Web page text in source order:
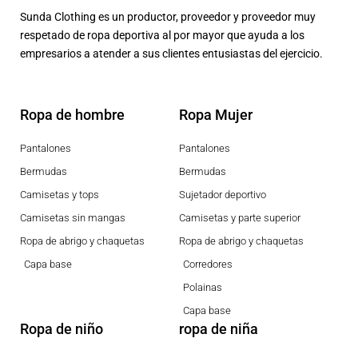
Sunda Clothing es un productor, proveedor y proveedor muy
respetado de ropa deportiva al por mayor que ayuda a los
empresarios a atender a sus clientes entusiastas del ejercicio.
Ropa de hombre
Pantalones
Bermudas
Camisetas y tops
Camisetas sin mangas
Ropa de abrigo y chaquetas
Capa base
Ropa Mujer
Pantalones
Bermudas
Sujetador deportivo
Camisetas y parte superior
Ropa de abrigo y chaquetas
Corredores
Polainas
Capa base
Ropa de niño ropa de niña